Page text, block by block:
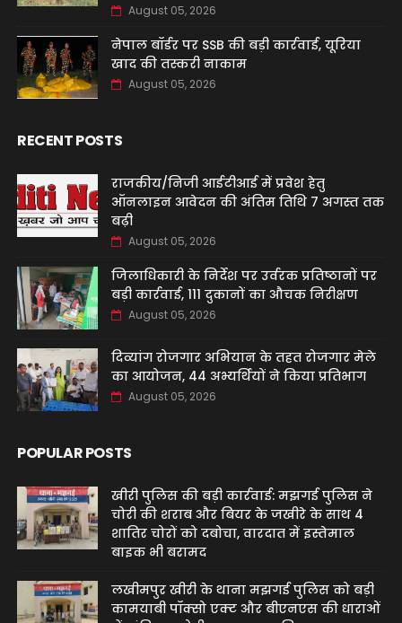
August 05, 2026
नेपाल बॉर्डर पर SSB की बड़ी कार्रवाई, यूरिया
खाद की तस्करी नाकाम
August 05, 2026
RECENT POSTS
राजकीय/निजी आईटीआई में प्रवेश हेतु
ऑनलाइन आवेदन की अंतिम तिथि 7 अगस्त तक
बढ़ी
August 05, 2026
जिलाधिकारी के निर्देश पर उर्वरक प्रतिष्ठानों पर
बड़ी कार्रवाई, 111 दुकानों का औचक निरीक्षण
August 05, 2026
दिव्यांग रोजगार अभियान के तहत रोजगार मेले
का आयोजन, 44 अभ्यर्थियों ने किया प्रतिभाग
August 05, 2026
POPULAR POSTS
खीरी पुलिस की बड़ी कार्रवाई: मझगई पुलिस ने
चोरी की शराब और बियर के जखीरे के साथ 4
शातिर चोरों को दबोचा, वारदात में इस्तेमाल
बाइक भी बरामद
लखीमपुर खीरी के थाना मझगई पुलिस को बड़ी
कामयाबी पॉक्सो एक्ट और बीएनएस की धाराओं